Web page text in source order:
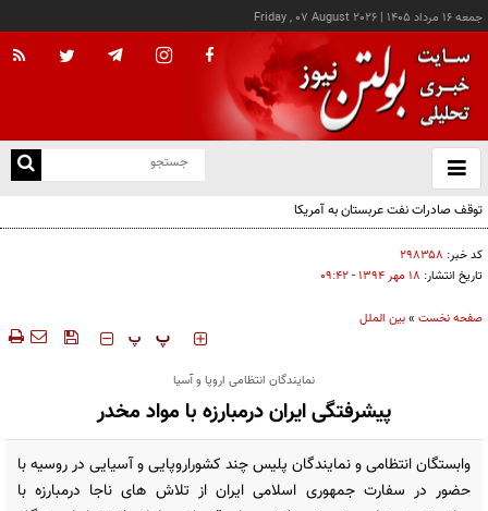
جمعه ۱۶ مرداد ۱۴۰۵ |
Friday , 07 August 2026
باز
و
توقف صادرات نفت عربستان به آمریکا
کد خبر: ۲۹۸۳۵۸
تاریخ انتشار: ۱۸ مهر ۱۳۹۴ - ۰۹:۴۲
صفحه نخست »بین الملل
‍‍‍ پ پ
نمایندگان انتظامی اروپا و آسیا
پیشرفتگی ایران درمبارزه با مواد مخدر
وابستگان انتظامی و نمایندگان پلیس چند کشوراروپایی و آسیایی در روسیه با
حضور در سفارت جمهوری اسلامی ایران از تلاش های ناجا درمبارزه با